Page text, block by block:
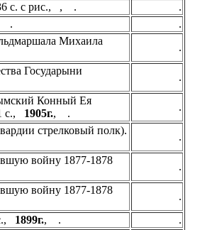
36 c. c рис., , .
.
.
.
Михаила
.
Государыни
.
Конный Ея
с., 1905г., .
.
стрелковый полк).
.
войну 1877-1878
.
войну 1877-1878
.
1899г., .
.